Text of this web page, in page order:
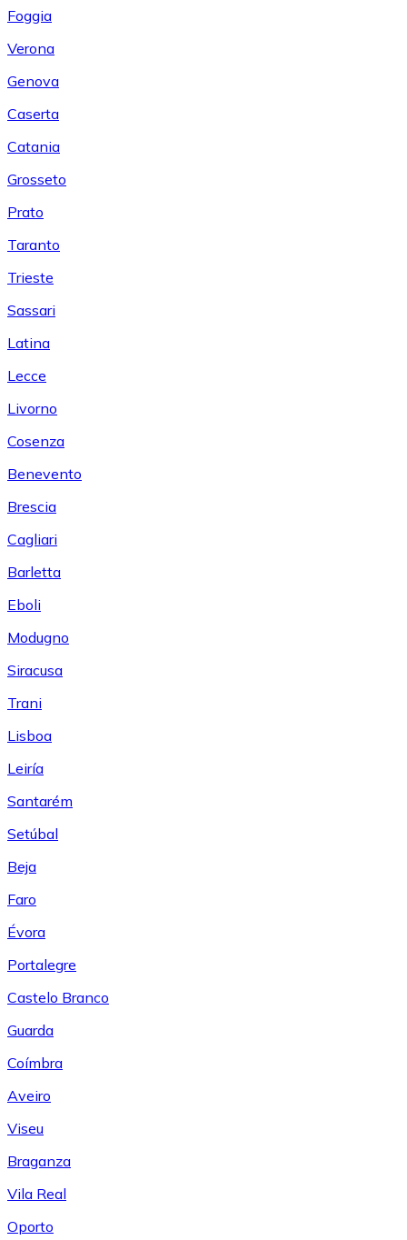
Foggia
Verona
Genova
Caserta
Catania
Grosseto
Prato
Taranto
Trieste
Sassari
Latina
Lecce
Livorno
Cosenza
Benevento
Brescia
Cagliari
Barletta
Eboli
Modugno
Siracusa
Trani
Lisboa
Leiría
Santarém
Setúbal
Beja
Faro
Évora
Portalegre
Castelo Branco
Guarda
Coímbra
Aveiro
Viseu
Braganza
Vila Real
Oporto